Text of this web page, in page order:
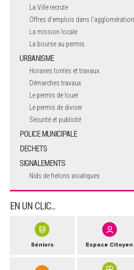
La Ville recrute
Offres d'emplois dans l'agglomération
La mission locale
La bourse au permis
URBANISME
Horaires tontes et travaux
Démarches travaux
Le permis de louer
Le permis de diviser
Sécurité et publicité
POLICE MUNICIPALE
DECHETS
SIGNALEMENTS
Nids de frelons asiatiques
EN UN CLIC...
Séniors Espace Citoyen